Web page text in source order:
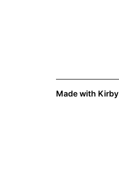
Made with Kirby